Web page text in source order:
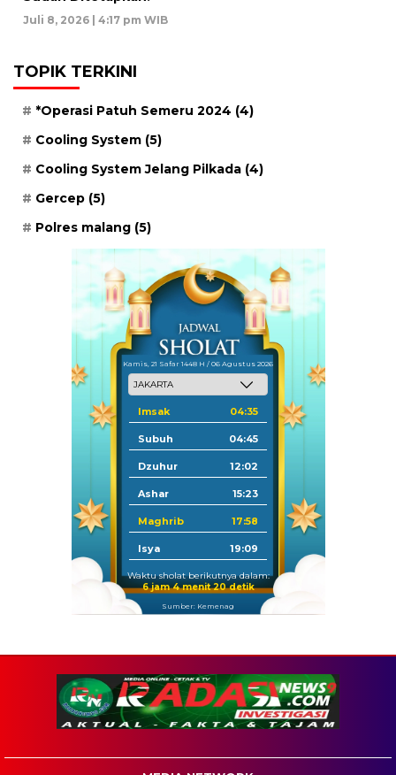
Juli 8, 2026 | 4:17 pm WIB
TOPIK TERKINI
*Operasi Patuh Semeru 2024 (4)
Cooling System (5)
Cooling System Jelang Pilkada (4)
Gercep (5)
Polres malang (5)
Kamis, 21 Safar 1448 H / 06 Agustus 2026
Imsak 04:35
Subuh 04:45
Dzuhur 12:02
Ashar 15:23
Maghrib 17:58
Isya 19:09
Waktu sholat berikutnya dalam:
6 jam 4 menit 19 detik
Sumber: Kemenag